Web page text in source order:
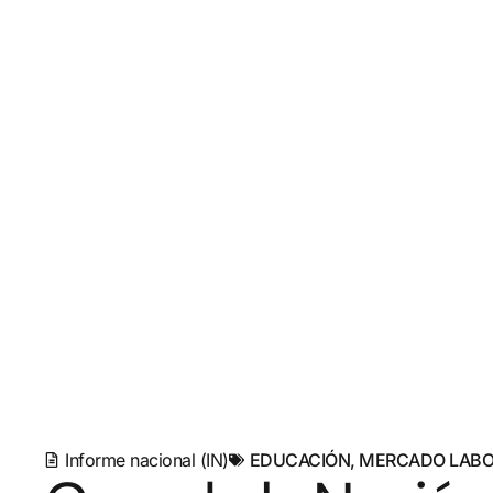
Informe nacional (IN) EDUCACIÓN, MERCADO